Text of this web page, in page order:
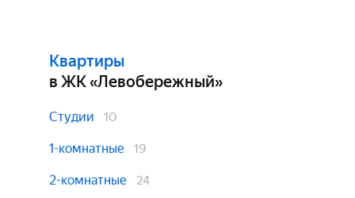
Квартиры
в ЖК «Левобережный»
Студии 10
1-комнатные 19
2-комнатные 24